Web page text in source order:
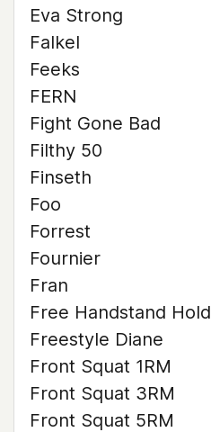
Eva Strong
Falkel
Feeks
FERN
Fight Gone Bad
Filthy 50
Finseth
Foo
Forrest
Fournier
Fran
Free Handstand Hold
Freestyle Diane
Front Squat 1RM
Front Squat 3RM
Front Squat 5RM